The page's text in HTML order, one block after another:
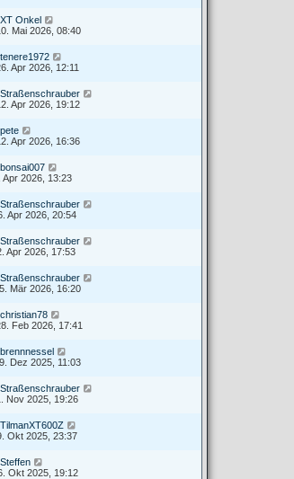
XT Onkel
Mai 2026, 08:40
tenere1972
Apr 2026, 12:11
Straßenschrauber
Apr 2026, 19:12
pete
Apr 2026, 16:36
bonsai007
Apr 2026, 13:23
Straßenschrauber
Apr 2026, 20:54
Straßenschrauber
Apr 2026, 17:53
Straßenschrauber
Mär 2026, 16:20
christian78
Feb 2026, 17:41
brennnessel
Dez 2025, 11:03
Straßenschrauber
Nov 2025, 19:26
TilmanXT600Z
Okt 2025, 23:37
Steffen
Okt 2025, 19:12